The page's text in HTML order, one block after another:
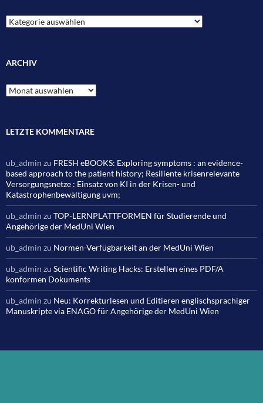
Kategorien
ARCHIV
Archiv
LETZTE KOMMENTARE
ub_admin zu FRESH eBOOKS: Exploring symptoms : an evidence-
based approach to the patient history; Resiliente krisenrelevante
Versorgungsnetze : Einsatz von KI in der Krisen- und
Katastrophenbewältigung uvm;
ub_admin zu TOP-LERNPLATTFORMEN für Studierende und
Angehörige der MedUni Wien
ub_admin zu Normen-Verfügbarkeit an der MedUni Wien
ub_admin zu Scientific Writing Hacks: Erstellen eines PDF/A
konformen Dokuments
ub_admin zu Neu: Korrekturlesen und Editieren englischsprachiger
Manuskripte via ENAGO für Angehörige der MedUni Wien